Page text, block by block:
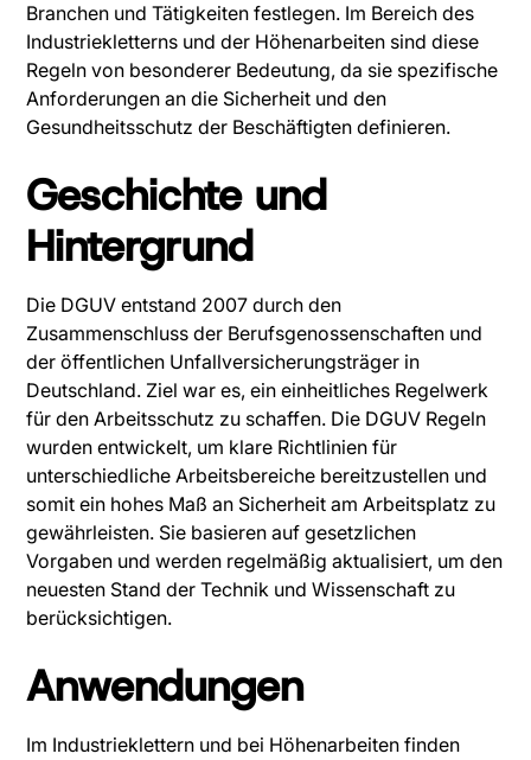
Branchen und Tätigkeiten festlegen. Im Bereich des
Industriekletterns und der Höhenarbeiten sind diese
Regeln von besonderer Bedeutung, da sie spezifische
Anforderungen an die Sicherheit und den
Gesundheitsschutz der Beschäftigten definieren.
Geschichte und
Hintergrund
Die DGUV entstand 2007 durch den
Zusammenschluss der Berufsgenossenschaften und
der öffentlichen Unfallversicherungsträger in
Deutschland. Ziel war es, ein einheitliches Regelwerk
für den Arbeitsschutz zu schaffen. Die DGUV Regeln
wurden entwickelt, um klare Richtlinien für
unterschiedliche Arbeitsbereiche bereitzustellen und
somit ein hohes Maß an Sicherheit am Arbeitsplatz zu
gewährleisten. Sie basieren auf gesetzlichen
Vorgaben und werden regelmäßig aktualisiert, um den
neuesten Stand der Technik und Wissenschaft zu
berücksichtigen.
Anwendungen
Im Industrieklettern und bei Höhenarbeiten finden